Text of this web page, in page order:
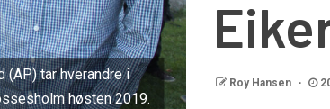
(AP) tar hverandre i
høsten 2019.
Roy Hansen